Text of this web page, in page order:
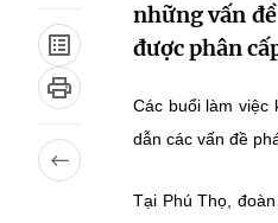
những vấn
được phân
Các buổi làm việc
dẫn các vấn đề
Tại Phú Thọ,